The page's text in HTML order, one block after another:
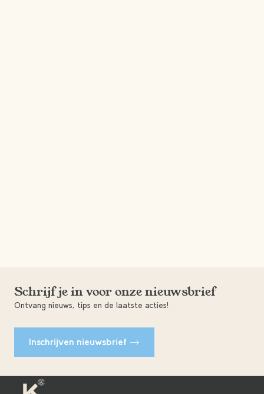
Schrijf je in voor onze nieuwsbrief
Ontvang nieuws, tips en de laatste acties!
Inschrijven nieuwsbrief